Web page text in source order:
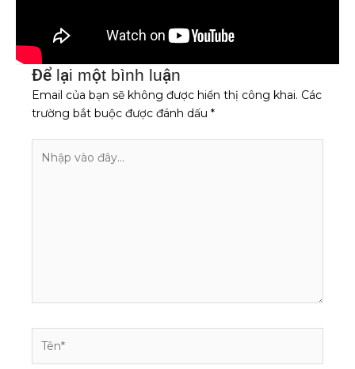
Để lại một bình luận
Email của bạn sẽ không được hiển thị công khai. Các
trường bắt buộc được đánh dấu *
vào